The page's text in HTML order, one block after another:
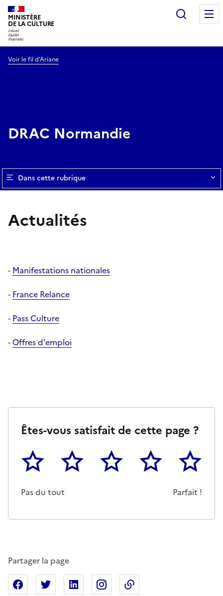
MINISTÈRE
DE LA CULTURE
Voir le fil d’Ariane
DRAC Normandie
Dans cette rubrique
Actualités
- Manifestations nationales
- France Relance
- Pass Culture
-Offres d'emploi
Êtes-vous satisfait de cette page ?
1
Pas du tout
2 3 4 5
Parfait !
Partager la page
Partager sur Facebook
Partager sur XPartager sur Linkedin
Partager sur Instagram